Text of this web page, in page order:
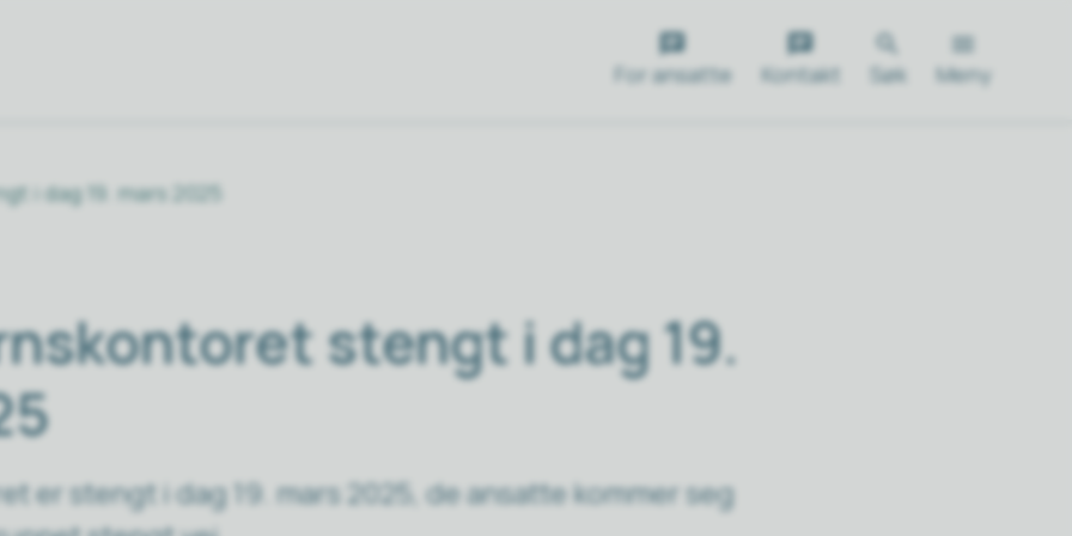
For ansatte Kontakt Søk Meny
i dag 19. mars 2025
stengt i dag 19.
er stengt i dag 19. mars 2025, de ansatte kommer seg